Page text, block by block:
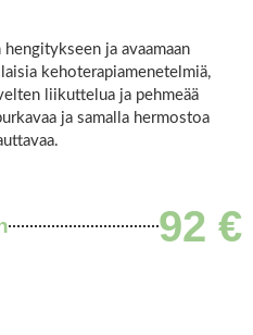
ja avaamaan
kehoterapiamenetelmiä,
liikuttelua ja pehmeää
ja samalla hermostoa
92 €